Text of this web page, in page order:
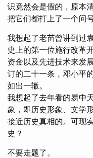
识竟然会是假的，原本
把它们都打上了一个问号
我想起了老苗曾讲到过
史上的第一位施行改革
资金以及先进技术来发
订的二十一条，邓小平
如出一辙。
我想起了去年看的易中
象，即历史形象、文学
接近历史真相的。可现
史？
不要走题了。